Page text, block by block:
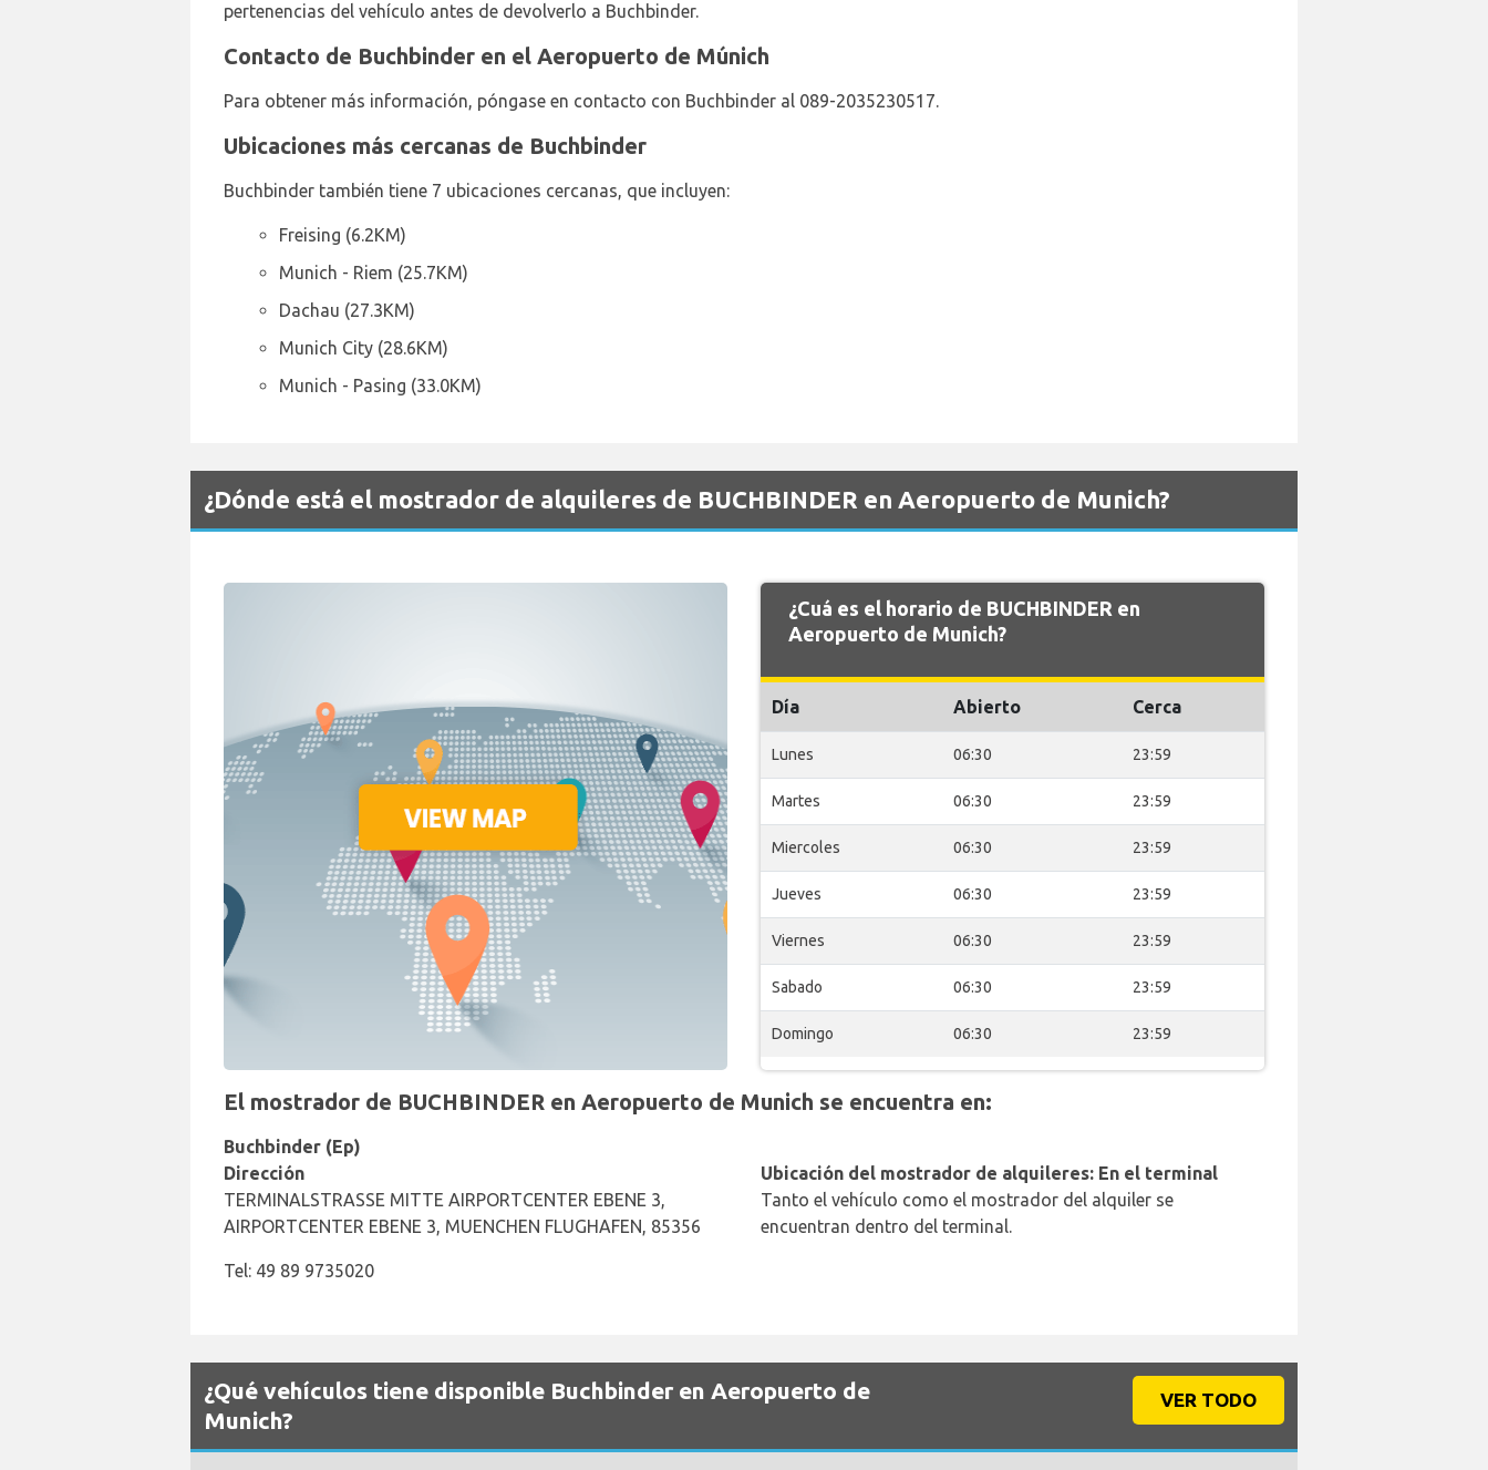
pertenencias del vehículo antes de devolverlo a Buchbinder.
Contacto de Buchbinder en el Aeropuerto de Múnich
Para obtener más información, póngase en contacto con Buchbinder al 089-2035230517.
Ubicaciones más cercanas de Buchbinder
Buchbinder también tiene 7 ubicaciones cercanas, que incluyen:
Freising (6.2KM)
Munich - Riem (25.7KM)
Dachau (27.3KM)
Munich City (28.6KM)
Munich - Pasing (33.0KM)
¿Dónde está el mostrador de alquileres de BUCHBINDER en Aeropuerto de Munich?
¿Cuá es el horario de BUCHBINDER en
Aeropuerto de Munich?
Día Abierto Cerca
Lunes 06:30 23:59
Martes 06:30 23:59
Miercoles 06:30 23:59
Jueves 06:30 23:59
Viernes 06:30 23:59
Sabado 06:30 23:59
Domingo 06:30 23:59
El mostrador de BUCHBINDER en Aeropuerto de Munich se encuentra en:
Buchbinder (Ep)
Dirección
TERMINALSTRASSE MITTE AIRPORTCENTER EBENE 3,
AIRPORTCENTER EBENE 3, MUENCHEN FLUGHAFEN, 85356
Tel: 49 89 9735020
Ubicación del mostrador de alquileres: En el terminal
Tanto el vehículo como el mostrador del alquiler se
encuentran dentro del terminal.
¿Qué vehículos tiene disponible Buchbinder en Aeropuerto de
Munich?
VER TODO